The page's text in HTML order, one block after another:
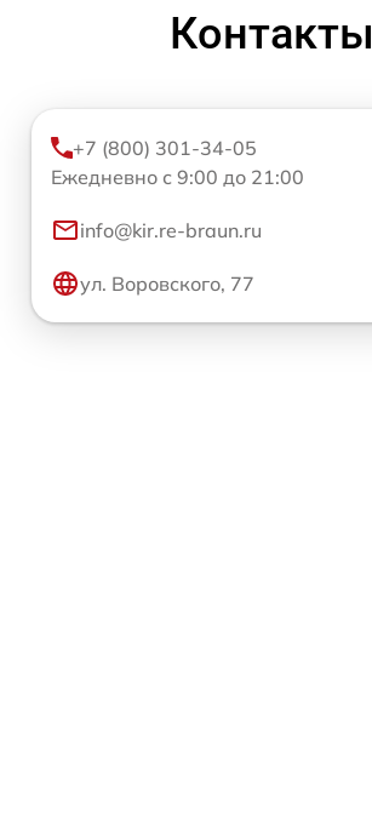
Контакты
+7 (800) 301-34-05
Ежедневно с 9:00 до 21:00
info@kir.re-braun.ru
ул. Воровского, 77